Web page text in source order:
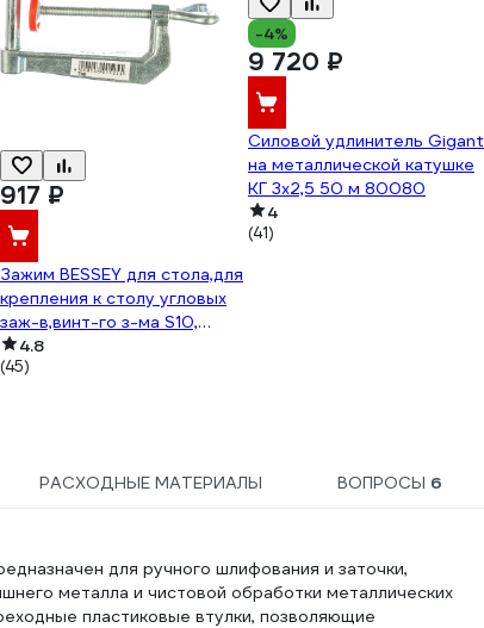
917 ₽
Зажим BESSEY для стола,для
крепления к столу угловых
заж-в,винт-го з-ма S10,
4.8
(45)
-4%
9 720 ₽
Силовой удлинитель Gigant
на металлической катушке
КГ 3x2,5 50 м 80080
4
(41)
РАСХОДНЫЕ МАТЕРИАЛЫ ВОПРОСЫ 6
для ручного шлифования и заточки,
металла и чистовой обработки металлических
пластиковые втулки, позволяющие